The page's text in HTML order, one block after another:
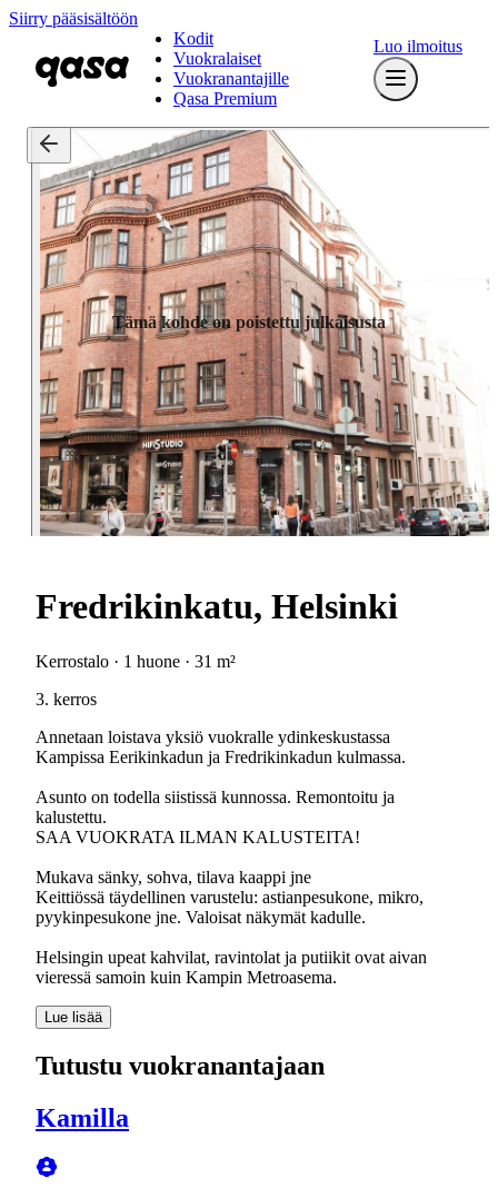
Siirry pääsisältöön
Kodit
Vuokralaiset
Vuokranantajille
Qasa Premium
Luo ilmoitus
Tämä kohde on poistettu julkaisusta
Fredrikinkatu, Helsinki
Kerrostalo · 1 huone · 31 m²
3. kerros
Annetaan loistava yksiö vuokralle ydinkeskustassa
Kampissa Eerikinkadun ja Fredrikinkadun kulmassa.
Asunto on todella siistissä kunnossa. Remontoitu ja
kalustettu.
SAA VUOKRATA ILMAN KALUSTEITA!
Mukava sänky, sohva, tilava kaappi jne
Keittiössä täydellinen varustelu: astianpesukone, mikro,
pyykinpesukone jne. Valoisat näkymät kadulle.
Helsingin upeat kahvilat, ravintolat ja putiikit ovat aivan
vieressä samoin kuin Kampin Metroasema.
Lue lisää
Tutustu vuokranantajaan
Kamilla